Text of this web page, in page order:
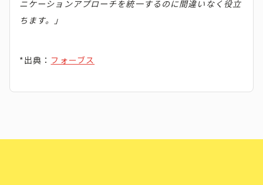
ニケーションアプローチを統一するのに間違いなく役立
ちます。」
*出典： フォーブス